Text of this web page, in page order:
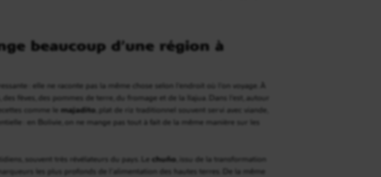
beaucoup d’une région à
: elle ne raconte pas la même chose selon l’endroit où l’on voyage. À
des fèves, des pommes de terre, du fromage et de la llajua. Dans l’est, autour
comme le majadito , plat de riz traditionnel souvent servi avec viande,
: en Bolivie, on ne mange pas tout à fait de la même manière sur les
souvent très révélateurs du pays. Le chuño , issu de la transformation
les plus profonds de l’alimentation des hautes terres. De la même